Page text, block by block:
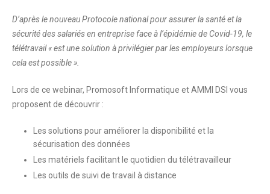
D’après le nouveau Protocole national pour assurer la santé et la
sécurité des salariés en entreprise face à l’épidémie de Covid-19, le
télétravail « est une solution à privilégier par les employeurs lorsque
cela est possible ».
Lors de ce webinar, Promosoft Informatique et AMMI DSI vous
proposent de découvrir :
Les solutions pour améliorer la disponibilité et la
sécurisation des données
Les matériels facilitant le quotidien du télétravailleur
Les outils de suivi de travail à distance